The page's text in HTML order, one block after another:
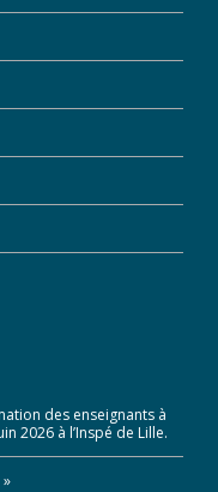
des enseignants à
2026 à l’Inspé de Lille.